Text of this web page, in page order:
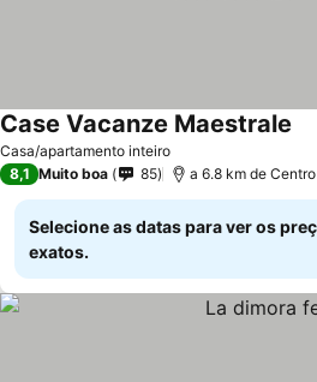
Casa/apartamento inteiro
Case Vacanze Maestrale
8,1 Muito boa 85 a 6.8 km de
Selecione as datas para ver os
exatos.